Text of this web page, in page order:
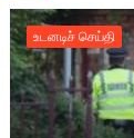
உடனடிச் செய்தி